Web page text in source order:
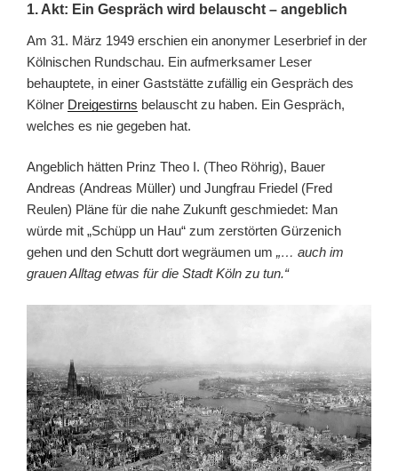
1. Akt: Ein Gespräch wird belauscht – angeblich
Am 31. März 1949 erschien ein anonymer Leserbrief in der
Kölnischen Rundschau. Ein aufmerksamer Leser
behauptete, in einer Gaststätte zufällig ein Gespräch des
Kölner Dreigestirns belauscht zu haben. Ein Gespräch,
welches es nie gegeben hat.
Angeblich hätten Prinz Theo I. (Theo Röhrig), Bauer
Andreas (Andreas Müller) und Jungfrau Friedel (Fred
Reulen) Pläne für die nahe Zukunft geschmiedet: Man
würde mit „Schüpp un Hau“ zum zerstörten Gürzenich
gehen und den Schutt dort wegräumen um „… auch im
grauen Alltag etwas für die Stadt Köln zu tun.“